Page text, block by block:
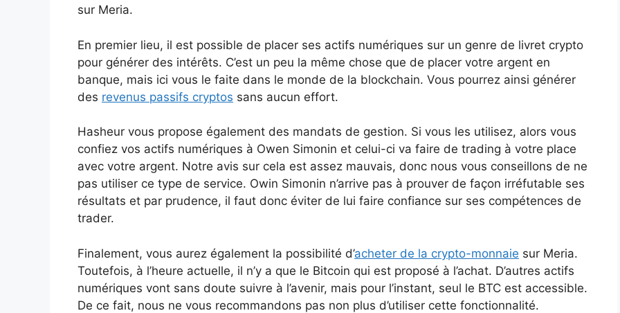
sur Meria.
En premier lieu, il est possible de placer ses actifs numériques sur un genre de livret crypto
pour générer des intérêts. C’est un peu la même chose que de placer votre argent en
banque, mais ici vous le faite dans le monde de la blockchain. Vous pourrez ainsi générer
des revenus passifs cryptos sans aucun effort.
Hasheur vous propose également des mandats de gestion. Si vous les utilisez, alors vous
confiez vos actifs numériques à Owen Simonin et celui-ci va faire de trading à votre place
avec votre argent. Notre avis sur cela est assez mauvais, donc nous vous conseillons de ne
pas utiliser ce type de service. Owin Simonin n’arrive pas à prouver de façon irréfutable ses
résultats et par prudence, il faut donc éviter de lui faire confiance sur ses compétences de
trader.
Finalement, vous aurez également la possibilité d’acheter de la crypto-monnaie sur Meria.
Toutefois, à l’heure actuelle, il n’y a que le Bitcoin qui est proposé à l’achat. D’autres actifs
numériques vont sans doute suivre à l’avenir, mais pour l’instant, seul le BTC est accessible.
De ce fait, nous ne vous recommandons pas non plus d’utiliser cette fonctionnalité.